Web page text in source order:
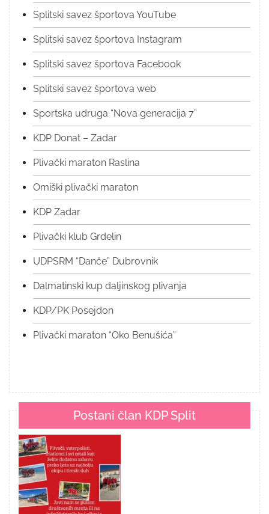
Splitski savez športova YouTube
Splitski savez športova Instagram
Splitski savez športova Facebook
Splitski savez športova web
Sportska udruga “Nova generacija 7”
KDP Donat – Zadar
Plivački maraton Raslina
Omiški plivački maraton
KDP Zadar
Plivački klub Grdelin
UDPSRM “Danče” Dubrovnik
Dalmatinski kup daljinskog plivanja
KDP/PK Posejdon
Plivački maraton “Oko Benušića”
Postani član KDP Split